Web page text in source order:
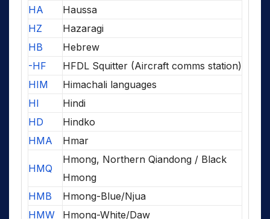
HA
Haussa
HZ
Hazaragi
HB
Hebrew
-HF
HFDL Squitter (Aircraft comms station)
HIM
Himachali languages
HI
Hindi
HD
Hindko
HMA
Hmar
HMQ
Hmong, Northern Qiandong / Black
Hmong
HMB
Hmong-Blue/Njua
HMW
Hmong-White/Daw